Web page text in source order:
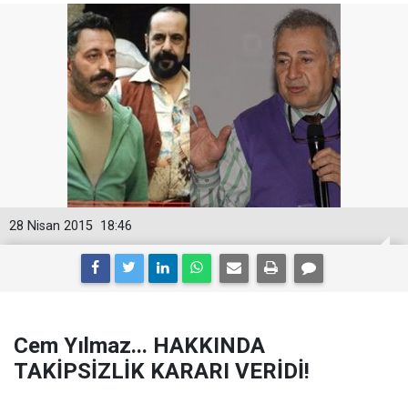
18:46
28 Nisan 2015
Cem Yılmaz... HAKKINDA
TAKİPSİZLİK KARARI VERİDİ!